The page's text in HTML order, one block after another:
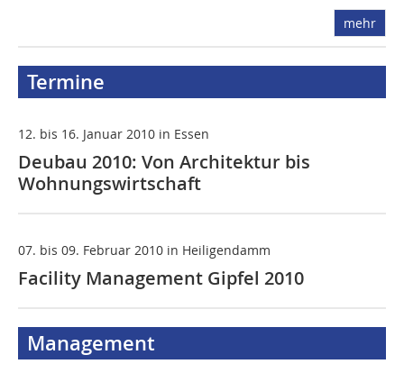
mehr
Termine
12. bis 16. Januar 2010 in Essen
Deubau 2010: Von Architektur bis
Wohnungswirtschaft
07. bis 09. Februar 2010 in Heiligendamm
Facility Management Gipfel 2010
Management